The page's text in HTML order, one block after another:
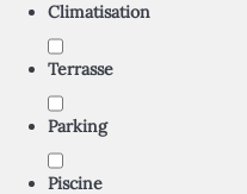
Climatisation
Terrasse
Parking
Piscine